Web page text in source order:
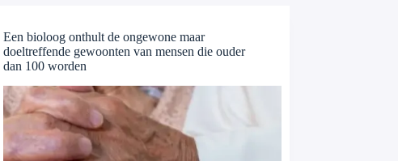
Een bioloog onthult de ongewone maar
doeltreffende gewoonten van mensen die ouder
dan 100 worden